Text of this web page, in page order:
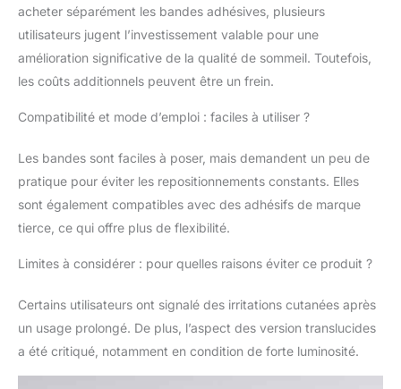
journée/nuit, quelle que
soit l'activité. Meilleur
sommeil : l'utilisation
moyen sûr et efficace
d'améliorer la qualité du
Confortable et facile : la
bande d'admission est
facile à appliquer et à
enlever, n'ajoute
l'arête du nez
acheter séparément les bandes adhésives, plusieurs
utilisateurs jugent l’investissement valable pour une
amélioration significative de la qualité de sommeil. Toutefois,
les coûts additionnels peuvent être un frein.
Compatibilité et mode d’emploi : faciles à utiliser ?
Les bandes sont faciles à poser, mais demandent un peu de
pratique pour éviter les repositionnements constants. Elles
sont également compatibles avec des adhésifs de marque
tierce, ce qui offre plus de flexibilité.
Limites à considérer : pour quelles raisons éviter ce produit ?
Certains utilisateurs ont signalé des irritations cutanées après
un usage prolongé. De plus, l’aspect des version translucides
a été critiqué, notamment en condition de forte luminosité.